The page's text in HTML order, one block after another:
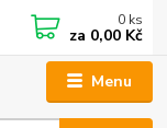
Menu
0 ks
za 0,00 Kč